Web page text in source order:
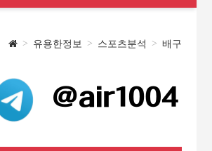
유용한정보 스포츠분석 배구